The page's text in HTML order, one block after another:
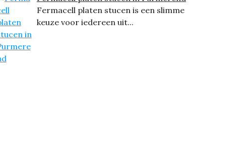
Fermacell platen stucen is een slimme
keuze voor iedereen uit...